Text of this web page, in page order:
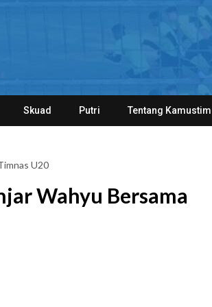
Skuad Putri Tentang
U20
Wahyu Bersama